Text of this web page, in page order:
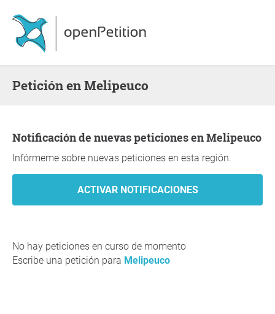
Petición en Melipeuco
Notificación de nuevas peticiones en Melipeuco
Infórmeme sobre nuevas peticiones en esta región.
No hay peticiones en curso de momento
Escribe una petición para Melipeuco